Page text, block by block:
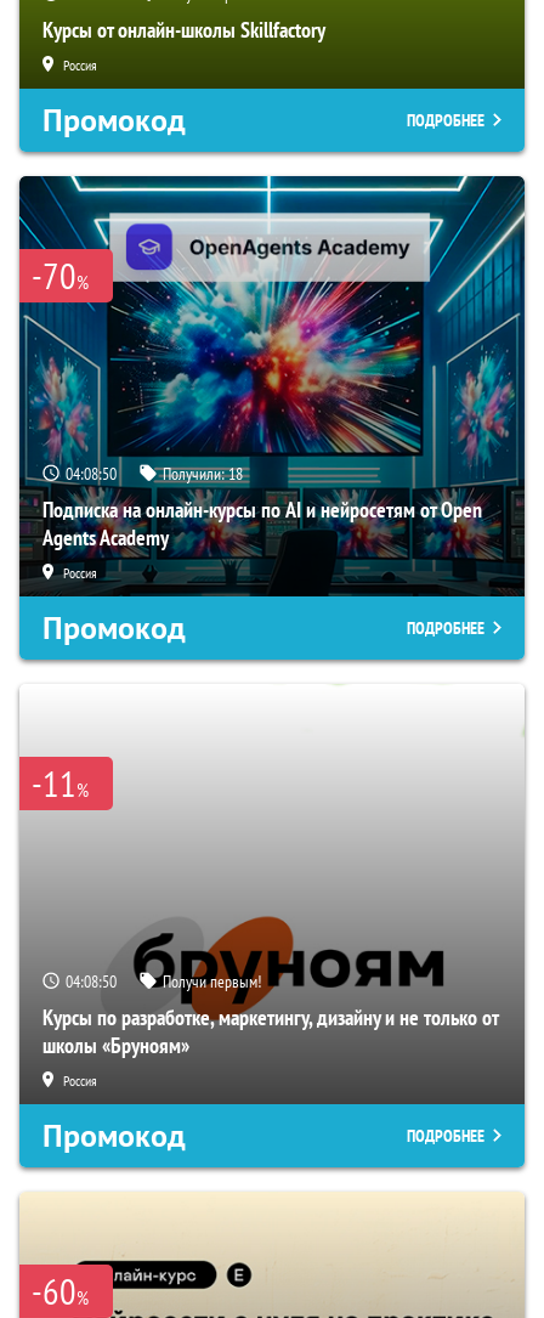
Курсы от онлайн-школы Skillfactory
Россия
Промокод ПОДРОБНЕЕ
-70%
04:08:49 Получили:18
Подписка на онлайн-курсы по AI и нейросетям от Open
Agents Academy
Россия
Промокод ПОДРОБНЕЕ
-11%
04:08:49 Получи первым!
Курсы по разработке, маркетингу, дизайну и не только от
школы «Бруноям»
Россия
Промокод ПОДРОБНЕЕ
-60%